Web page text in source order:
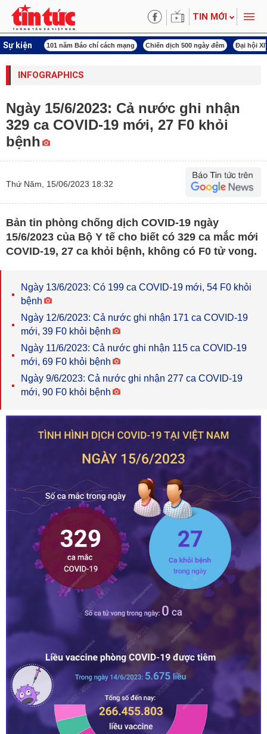
TIN MỚI
Sự kiện
tên Bác 101 năm Báo chí cách mạng Chiến dịch 500 ngày đêm Đại hội
INFOGRAPHICS
Ngày 15/6/2023: Cả nước ghi nhận
329 ca COVID-19 mới, 27 F0 khỏi
bệnh
Thứ Năm, 15/06/2023 18:32
Bản tin phòng chống dịch COVID-19 ngày
15/6/2023 của Bộ Y tế cho biết có 329 ca mắc mới
COVID-19, 27 ca khỏi bệnh, không có F0 tử vong.
Ngày 13/6/2023: Có 199 ca COVID-19 mới, 54 F0 khỏi
bệnh
Ngày 12/6/2023: Cả nước ghi nhận 171 ca COVID-19
mới, 39 F0 khỏi bệnh
Ngày 11/6/2023: Cả nước ghi nhận 115 ca COVID-19
mới, 69 F0 khỏi bệnh
Ngày 9/6/2023: Cả nước ghi nhận 277 ca COVID-19
mới, 90 F0 khỏi bệnh